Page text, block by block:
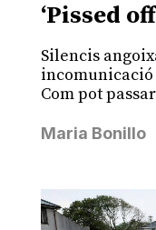
‘Pissed
Silencis
incomunicació
Com pot
Maria Bonillo